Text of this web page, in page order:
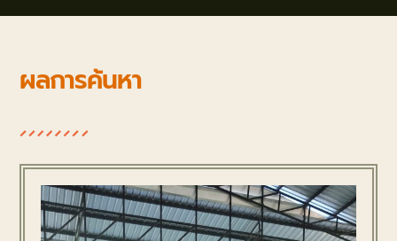
ผลการค้นหา